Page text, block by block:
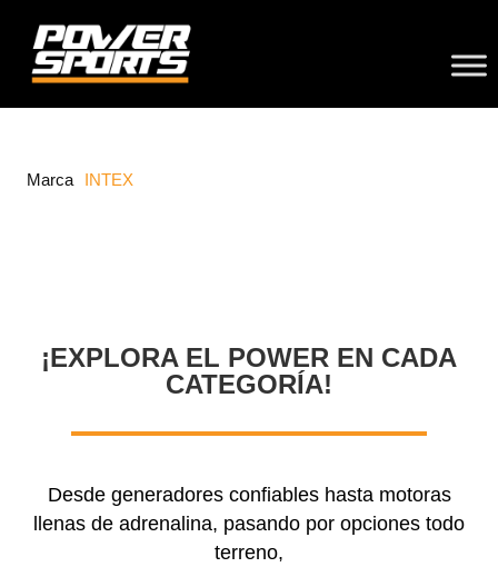
Marca INTEX
¡EXPLORA EL POWER EN CADA
CATEGORÍA!
Desde generadores confiables hasta motoras
llenas de adrenalina, pasando por opciones todo
terreno,